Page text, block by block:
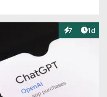
7
Interaktionen
1d